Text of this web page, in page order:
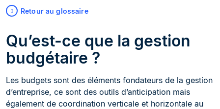
Retour au glossaire
Qu’est-ce que la gestion
budgétaire ?
Les budgets sont des éléments fondateurs de la gestion
d’entreprise, ce sont des outils d’anticipation mais
également de coordination verticale et horizontale au